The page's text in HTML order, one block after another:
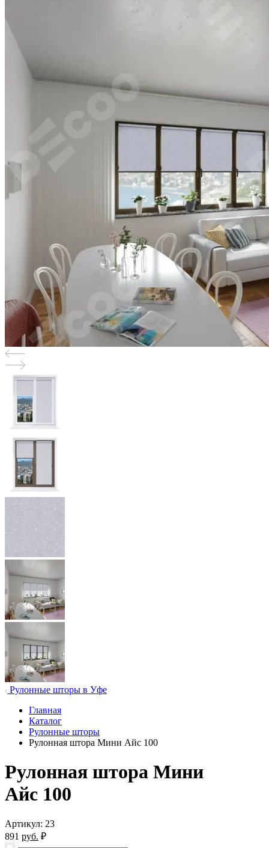
Рулонные шторы в Уфе
Главная
Каталог
Рулонные шторы
Рулонная штора Мини Айс 100
Рулонная штора Мини
Айс 100
Артикул: 23
891 руб. ₽